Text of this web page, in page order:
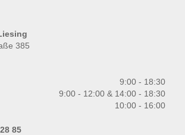
385
9:00 - 18:30
9:00 - 12:00 & 14:00 - 18:30
10:00 - 16:00
85